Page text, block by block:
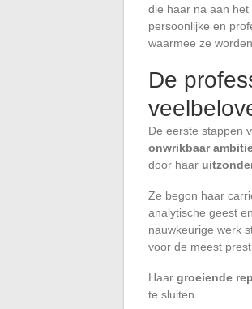
die haar na aan
persoonlijke en
waarmee ze
De
De eerste stappen
onwrikbaar
door haar
Ze begon haar
analytische geest
nauwkeurige werk
voor de meest
Haar groeiende
te sluiten.